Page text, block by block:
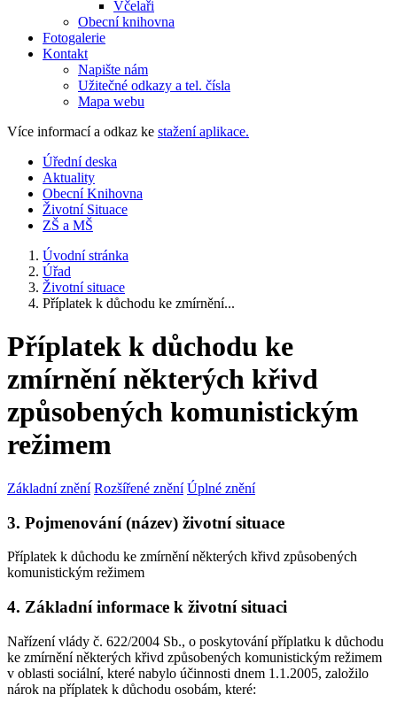
Včelaři
Obecní knihovna
Fotogalerie
Kontakt
Napište nám
Užitečné odkazy a tel. čísla
Mapa webu
Více informací a odkaz ke stažení aplikace.
Úřední deska
Aktuality
Obecní Knihovna
Životní Situace
ZŠ a MŠ
Úvodní stránka
Úřad
Životní situace
Příplatek k důchodu ke zmírnění...
Příplatek k důchodu ke
zmírnění některých křivd
způsobených komunistickým
režimem
Základní znění Rozšířené znění Úplné znění
3. Pojmenování (název) životní situace
Příplatek k důchodu ke zmírnění některých křivd způsobených
komunistickým režimem
4. Základní informace k životní situaci
Nařízení vlády č. 622/2004 Sb., o poskytování příplatku k důchodu
ke zmírnění některých křivd způsobených komunistickým režimem
v oblasti sociální, které nabylo účinnosti dnem 1.1.2005, založilo
nárok na příplatek k důchodu osobám, které: